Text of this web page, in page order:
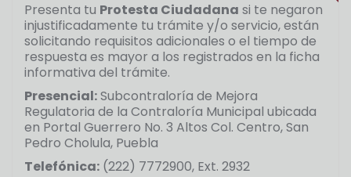
Presenta tu Protesta Ciudadana si te negaron
injustificadamente tu trámite y/o servicio, están
solicitando requisitos adicionales o el tiempo de
respuesta es mayor a los registrados en la ficha
informativa del trámite.
Presencial:Subcontraloría de Mejora
Regulatoria de la Contraloría Municipal ubicada
en Portal Guerrero No. 3 Altos Col. Centro, San
Pedro Cholula, Puebla
Telefónica: (222) 7772900, Ext. 2932